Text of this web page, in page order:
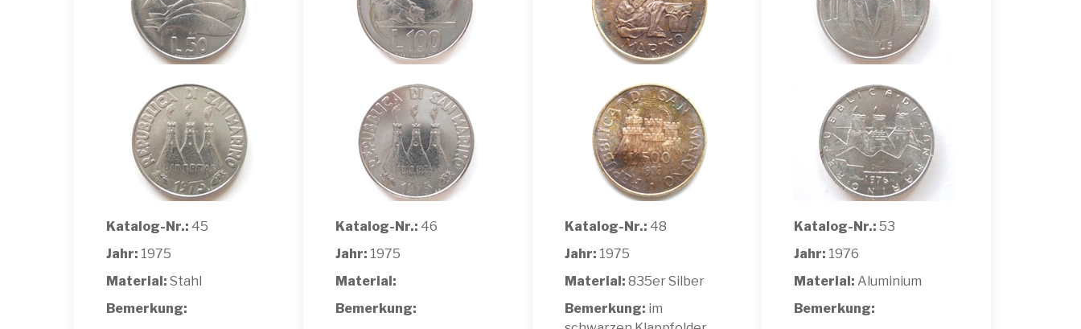
Katalog-Nr.: 45
Jahr: 1975
Material: Stahl
Bemerkung:
Katalog-Nr.: 46
Jahr: 1975
Material:
Bemerkung:
Katalog-Nr.: 48
Jahr: 1975
Material: 835er Silber
Bemerkung: im
Katalog-Nr.: 53
Jahr: 1976
Material: Aluminium
Bemerkung: